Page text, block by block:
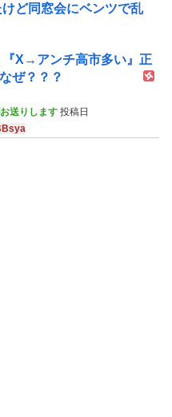
ど同窓会にベンツで乱
X→アンチ高市多い』正
ぜ？？？
送りします 投稿日